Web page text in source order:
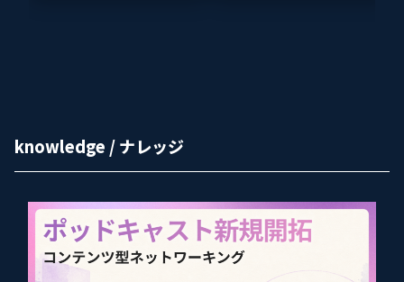
knowledge / ナレッジ